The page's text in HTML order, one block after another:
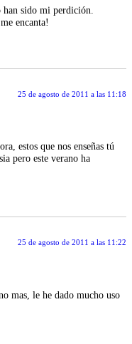
han sido mi perdición.
encanta!
25 de agosto de 2011 a las 11:18
estos que nos enseñas tú
pero este verano ha
25 de agosto de 2011 a las 11:22
mas, le he dado mucho uso